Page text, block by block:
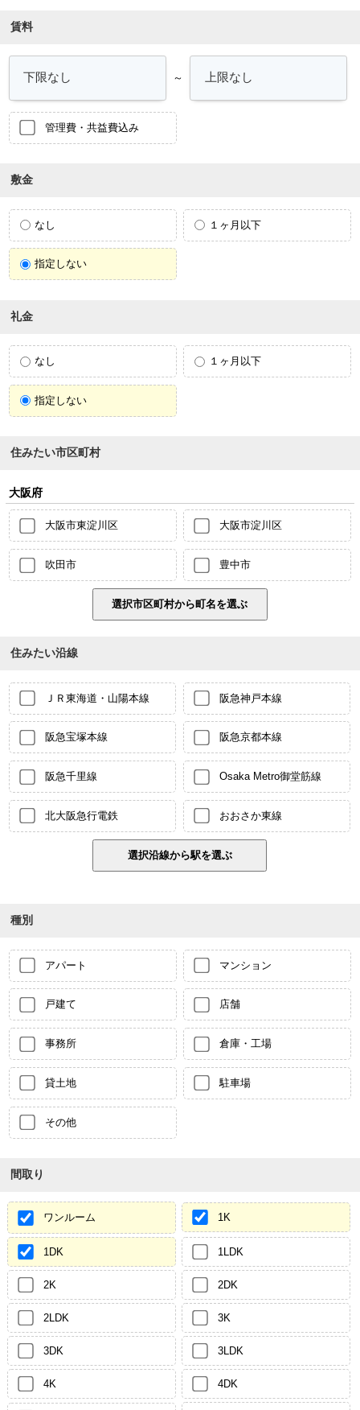
賃料
～
管理費・共益費込み
敷金
なし １ヶ月以下
指定しない
礼金
なし １ヶ月以下
指定しない
住みたい市区町村
大阪府
大阪市東淀川区 大阪市淀川区
吹田市 豊中市
住みたい沿線
ＪＲ東海道・山陽本線 阪急神戸本線
阪急宝塚本線 阪急京都本線
阪急千里線 Osaka Metro御堂筋線
北大阪急行電鉄 おおさか東線
種別
アパート マンション
戸建て 店舗
事務所 倉庫・工場
貸土地 駐車場
その他
間取り
ワンルーム 1K
1DK 1LDK
2K 2DK
2LDK 3K
3DK 3LDK
4K 4DK